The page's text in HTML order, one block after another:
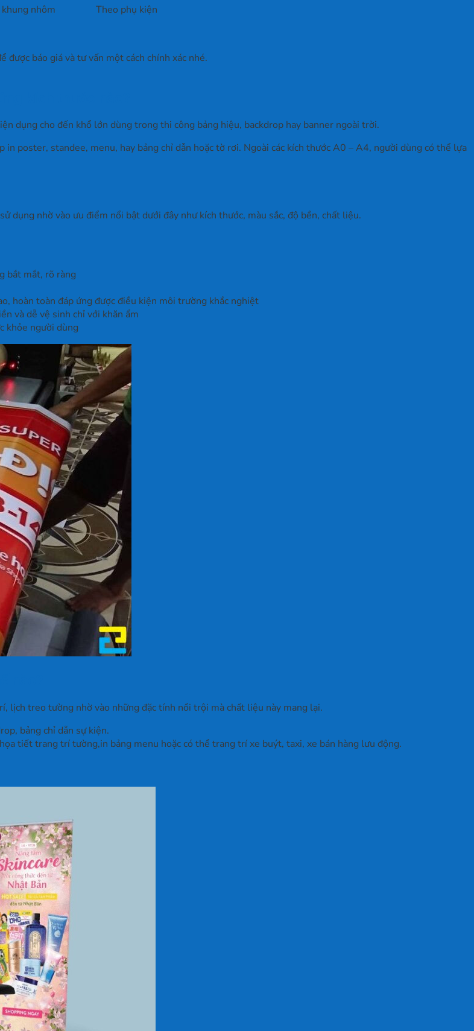
nhôm
Theo phụ kiện
báo giá và tư vấn một cách chính xác nhé.
dụng cho đến khổ lớn dùng trong thi công bảng hiệu, backdrop hay banner ngoài trời.
poster, standee, menu, hay bảng chỉ dẫn hoặc tờ rơi. Ngoài các kích thước A0 – A4, người dùng có thể lựa
dụng nhờ vào ưu điểm nổi bật dưới đây như kích thước, màu sắc, độ bền, chất liệu.
bắt mắt, rõ ràng
hoàn toàn đáp ứng được điều kiện môi trường khắc nghiệt
và dễ vệ sinh chỉ với khăn ẩm
khỏe người dùng
lịch treo tường nhờ vào những đặc tính nổi trội mà chất liệu này mang lại.
bảng chỉ dẫn sự kiện.
tiết trang trí tường,in bảng menu hoặc có thể trang trí xe buýt, taxi, xe bán hàng lưu động.